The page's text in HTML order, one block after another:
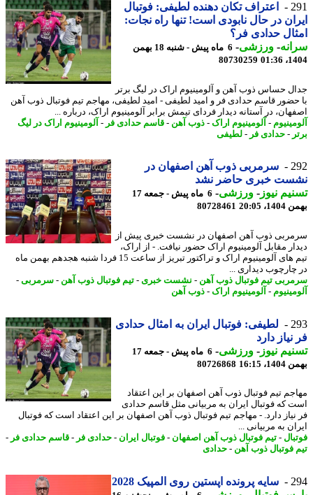
اعتراف تکان دهنده لطیفی: فوتبال
در حال نابودی است! تنها راه نجات:
حدادی فر؟
- ورزشی-
6 ماه پیش - شنبه 18 بهمن
80730259
حساس ذوب آهن و آلومینیوم اراک در لیگ برتر
قاسم حدادی فر و امید لطیفی - امید لطیفی، مهاجم تیم فوتبال ذوب آهن
در آستانه دیدار فردای تیمش برابر آلومینیوم اراک، درباره ...
-آلومینیوم اراک - ذوب آهن -قاسم حدادی فر- آلومینیوم اراک در لیگ
- حدادی فر- لطیفی
سرمربی ذوب آهن اصفهان در
خبری حاضر نشد
نیوز-ورزشی-
6 ماه پیش - جمعه 17
20:05
80728461
ذوب آهن اصفهان در نشست خبری پیش از
مقابل آلومینیوم اراک حضور نیافت. - از اراک،
تیم های آلومینیوم اراک و تراکتور تبریز از ساعت 15 فردا شنبه هجدهم بهمن ماه
دیداری ...
تیم فوتبال ذوب آهن -نشست خبری- تیم فوتبال ذوب آهن -سرمربی-
-آلومینیوم اراک - ذوب آهن
لطیفی: فوتبال ایران به امثال حدادی
دارد
نیوز-ورزشی-
6 ماه پیش - جمعه 17
16:15
80726868
تیم فوتبال ذوب آهن اصفهان بر این اعتقاد
که فوتبال ایران به مربیانی مثل قاسم حدادی
دارد. - مهاجم تیم فوتبال ذوب آهن اصفهان بر این اعتقاد است که فوتبال
به مربیانی ...
-تیم فوتبال ذوب آهن اصفهان-فوتبال ایران - حدادی فر- قاسم حدادی فر-
فوتبال ذوب آهن -حدادی
سایه پرونده اپستین روی المپیک 2028